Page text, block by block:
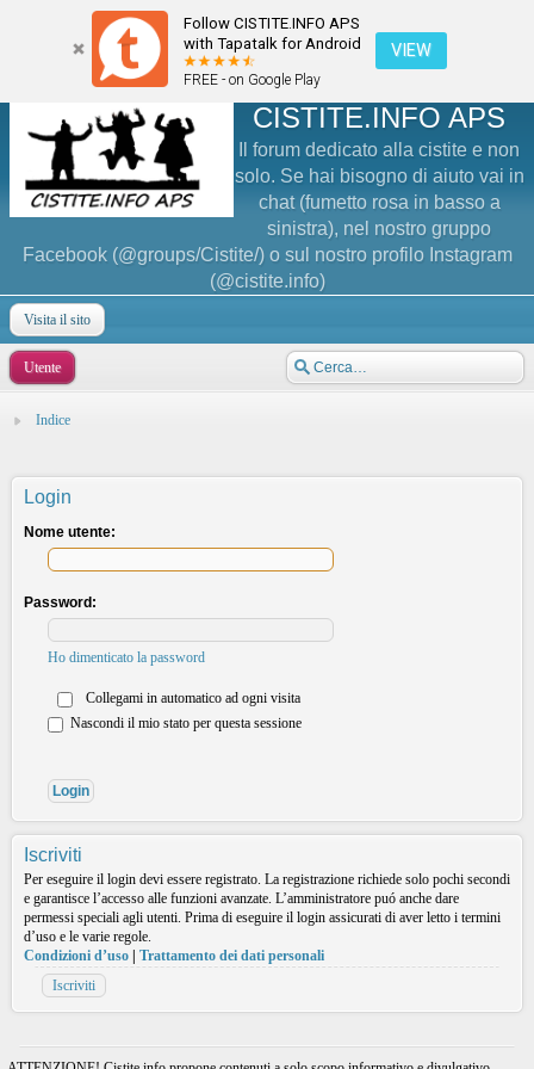
Follow CISTITE.INFO APS
with Tapatalk for Android
FREE - on Google Play
VIEW
CISTITE.INFO APS
Il forum dedicato alla cistite e non
solo. Se hai bisogno di aiuto vai in
chat (fumetto rosa in basso a
sinistra), nel nostro gruppo
Facebook (@groups/Cistite/) o sul nostro profilo Instagram
(@cistite.info)
Visita il sito
Utente
Indice
Login
Nome utente:
Password:
Ho dimenticato la password
Collegami in automatico ad ogni visita
Nascondi il mio stato per questa sessione
Iscriviti
Per eseguire il login devi essere registrato. La registrazione richiede solo pochi secondi
e garantisce l’accesso alle funzioni avanzate. L’amministratore puó anche dare
permessi speciali agli utenti. Prima di eseguire il login assicurati di aver letto i termini
d’uso e le varie regole.
Condizioni d’uso
Trattamento dei dati personali
Iscriviti